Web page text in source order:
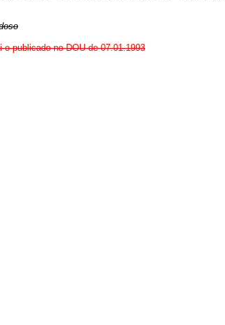
publicado no DOU de 07.01.1993